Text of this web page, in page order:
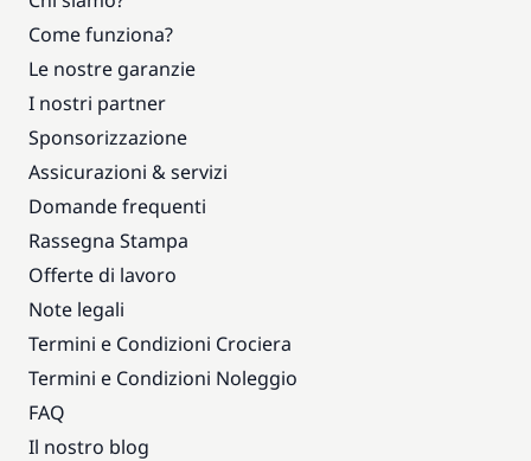
Come funziona?
Le nostre garanzie
I nostri partner
Sponsorizzazione
Assicurazioni & servizi
Domande frequenti
Rassegna Stampa
Offerte di lavoro
Note legali
Termini e Condizioni Crociera
Termini e Condizioni Noleggio
FAQ
Il nostro blog